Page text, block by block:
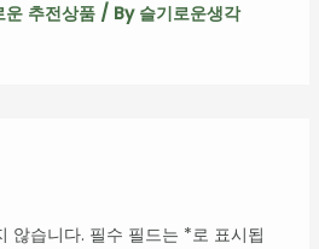
운 추전상품/ By 슬기로운생각
않습니다. 필수 필드는 *로 표시됩